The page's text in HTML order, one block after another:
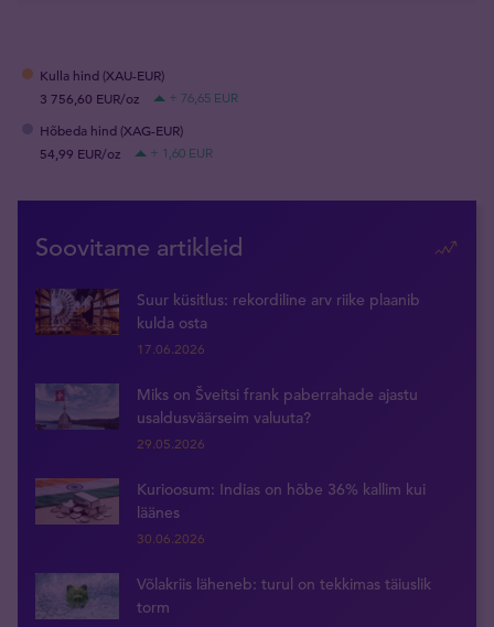
Kulla hind (XAU-EUR)
3 756,60 EUR/oz
+ 76,65 EUR
Hõbeda hind (XAG-EUR)
54,99 EUR/oz
+ 1,60 EUR
Soovitame artikleid
Suur küsitlus: rekordiline arv riike plaanib
kulda osta
17.06.2026
Miks on Šveitsi frank paberrahade ajastu
usaldusväärseim valuuta?
29.05.2026
Kurioosum: Indias on hõbe 36% kallim kui
läänes
30.06.2026
Võlakriis läheneb: turul on tekkimas täiuslik
torm